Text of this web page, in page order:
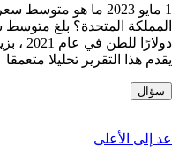
1 مايو 2023 ما هو
يقدم هذا التقرير تحليلا متعمقا
سؤال
عد إلى الأعلى